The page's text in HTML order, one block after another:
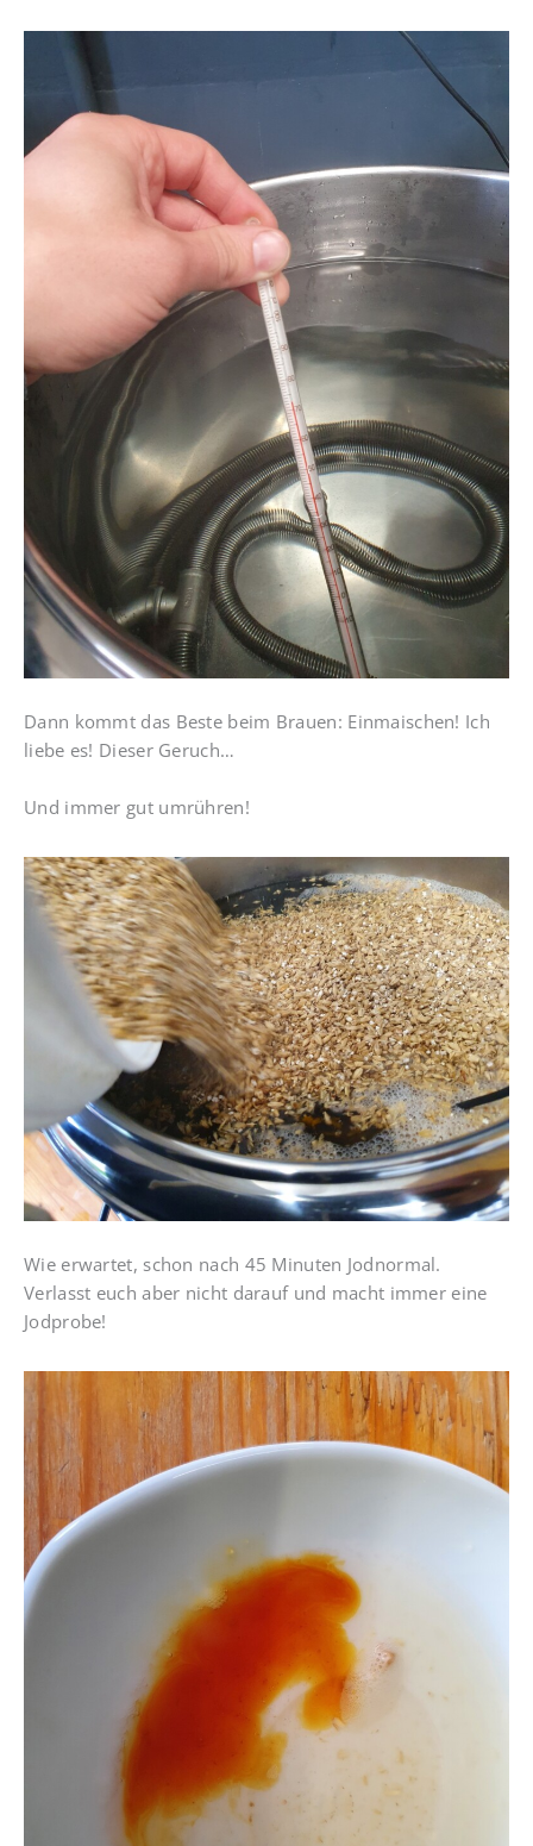
Dann kommt das Beste beim Brauen: Einmaischen! Ich
liebe es! Dieser Geruch…
Und immer gut umrühren!
Wie erwartet, schon nach 45 Minuten Jodnormal.
Verlasst euch aber nicht darauf und macht immer eine
Jodprobe!